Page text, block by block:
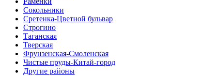
Сокольники
Сретенка-Цветной бульвар
Строгино
Таганская
Тверская
Фрунзенская-Смоленская
Чистые пруды-Китай-город
Другие районы